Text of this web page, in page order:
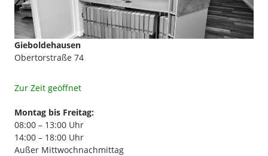
Gieboldehausen
Obertorstraße 74
Zur Zeit geöffnet
Montag bis Freitag:
08:00 – 13:00 Uhr
14:00 – 18:00 Uhr
Außer Mittwochnachmittag